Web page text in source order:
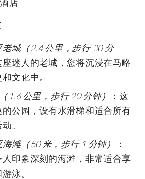
城（2.4 公里，步行 30 分
座迷人的老城，您将沉浸在马略
文化中。
1.6 公里，步行 20 分钟）
：这
的公园，设有水滑梯和适合所有
。
滩（50 米，步行 1 分钟）
：
印象深刻的海滩，非常适合享
泳。